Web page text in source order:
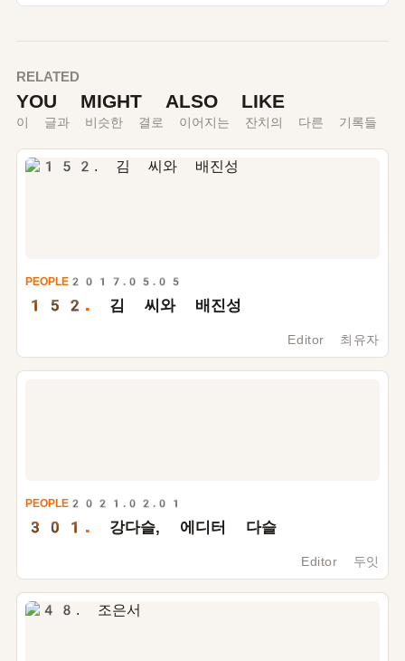
RELATED
YOU MIGHT ALSO LIKE
이 글과 비슷한 결로 이어지는 잔치의 다른 기록들
PEOPLE 2017.05.05
152. 김 씨와 배진성
Editor 최유자
PEOPLE 2021.02.01
301. 강다슬, 에디터 다슬
Editor 두잇